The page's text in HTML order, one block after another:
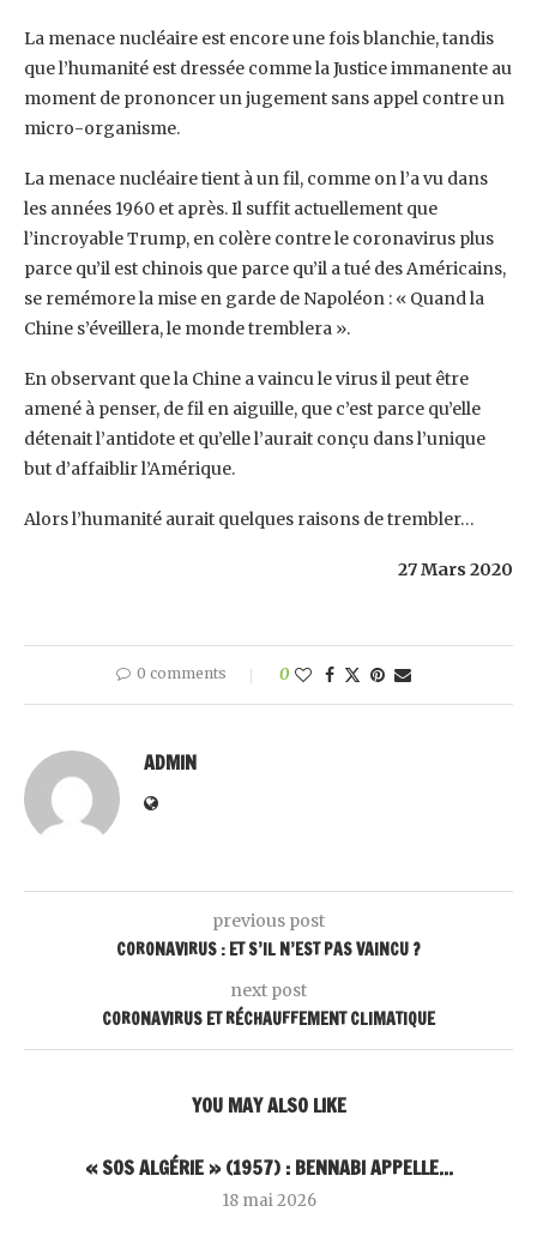
La menace nucléaire est encore une fois blanchie, tandis
que l’humanité est dressée comme la Justice immanente au
moment de prononcer un jugement sans appel contre un
micro-organisme.
La menace nucléaire tient à un fil, comme on l’a vu dans
les années 1960 et après. Il suffit actuellement que
l’incroyable Trump, en colère contre le coronavirus plus
parce qu’il est chinois que parce qu’il a tué des Américains,
se remémore la mise en garde de Napoléon : « Quand la
Chine s’éveillera, le monde tremblera ».
En observant que la Chine a vaincu le virus il peut être
amené à penser, de fil en aiguille, que c’est parce qu’elle
détenait l’antidote et qu’elle l’aurait conçu dans l’unique
but d’affaiblir l’Amérique.
Alors l’humanité aurait quelques raisons de trembler…
27 Mars 2020
0 comments 0
ADMIN
previous post
CORONAVIRUS : ET S’IL N’EST PAS VAINCU ?
next post
CORONAVIRUS ET RÉCHAUFFEMENT CLIMATIQUE
YOU MAY ALSO LIKE
« SOS ALGÉRIE » (1957) : BENNABI APPELLE...
18 mai 2026